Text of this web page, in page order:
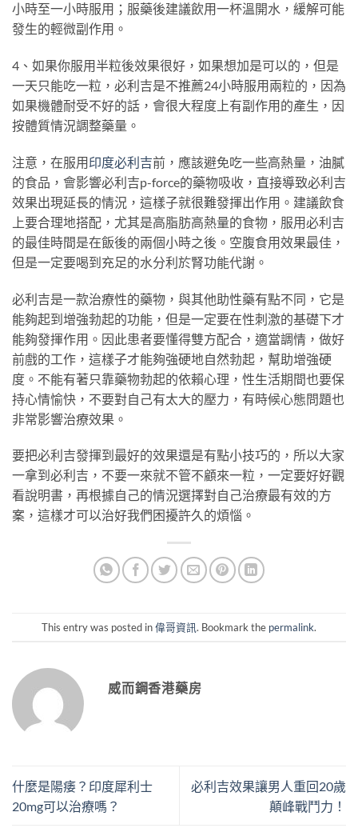
小時至一小時服用；服藥後建議飲用一杯溫開水，緩解可能
發生的輕微副作用。
4、如果你服用半粒後效果很好，如果想加是可以的，但是
一天只能吃一粒，必利吉是不推薦24小時服用兩粒的，因為
如果機體耐受不好的話，會很大程度上有副作用的產生，因
按體質情況調整藥量。
注意，在服用印度必利吉前，應該避免吃一些高熱量，油膩
的食品，會影響必利吉p-force的藥物吸收，直接導致必利吉
效果出現延長的情況，這樣子就很難發揮出作用。建議飲食
上要合理地搭配，尤其是高脂肪高熱量的食物，服用必利吉
的最佳時間是在飯後的兩個小時之後。空腹食用效果最佳，
但是一定要喝到充足的水分利於腎功能代謝。
必利吉是一款治療性的藥物，與其他助性藥有點不同，它是
能夠起到增強勃起的功能，但是一定要在性刺激的基礎下才
能夠發揮作用。因此患者要懂得雙方配合，適當調情，做好
前戲的工作，這樣子才能夠強硬地自然勃起，幫助增強硬
度。不能有著只靠藥物勃起的依賴心理，性生活期間也要保
持心情愉快，不要對自己有太大的壓力，有時候心態問題也
非常影響治療效果。
要把必利吉發揮到最好的效果還是有點小技巧的，所以大家
一拿到必利吉，不要一來就不管不顧來一粒，一定要好好觀
看說明書，再根據自己的情況選擇對自己治療最有效的方
案，這樣才可以治好我們困擾許久的煩惱。
This entry was posted in偉哥資訊. Bookmark the permalink.
威而鋼香港藥房
什麼是陽痿？印度犀利士
20mg可以治療嗎？
必利吉效果讓男人重回20歲
顛峰戰鬥力！